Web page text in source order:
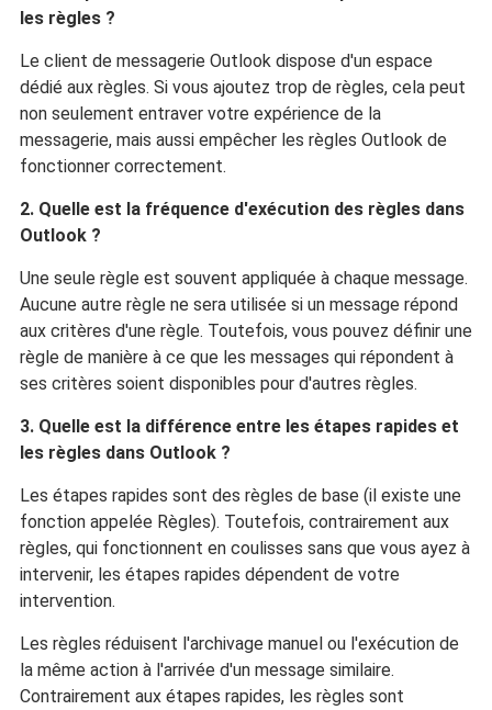
les règles ?
Le client de messagerie Outlook dispose d'un espace
dédié aux règles. Si vous ajoutez trop de règles, cela peut
non seulement entraver votre expérience de la
messagerie, mais aussi empêcher les règles Outlook de
fonctionner correctement.
2. Quelle est la fréquence d'exécution des règles dans
Outlook ?
Une seule règle est souvent appliquée à chaque message.
Aucune autre règle ne sera utilisée si un message répond
aux critères d'une règle. Toutefois, vous pouvez définir une
règle de manière à ce que les messages qui répondent à
ses critères soient disponibles pour d'autres règles.
3. Quelle est la différence entre les étapes rapides et
les règles dans Outlook ?
Les étapes rapides sont des règles de base (il existe une
fonction appelée Règles). Toutefois, contrairement aux
règles, qui fonctionnent en coulisses sans que vous ayez à
intervenir, les étapes rapides dépendent de votre
intervention.
Les règles réduisent l'archivage manuel ou l'exécution de
la même action à l'arrivée d'un message similaire.
Contrairement aux étapes rapides, les règles sont